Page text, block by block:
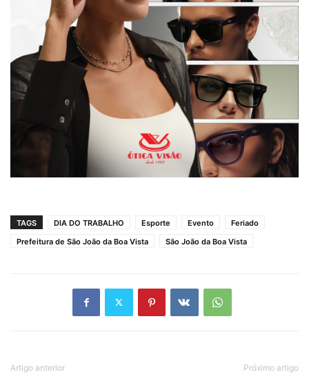
TAGS DIA DO TRABALHO Esporte Evento
Feriado
Prefeitura de São João da Boa Vista
São João da Boa Vista
Artigo anterior Próximo artigo